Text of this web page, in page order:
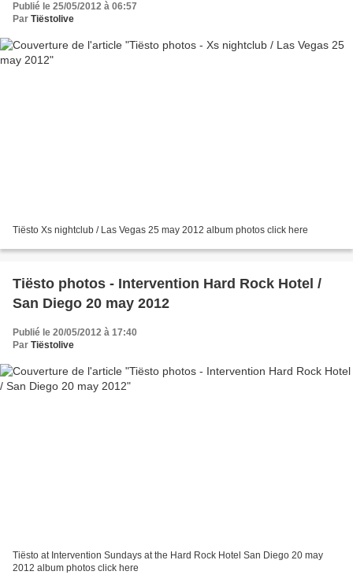
Publié le 25/05/2012 à 06:57
Par Tiëstolive
Tiësto Xs nightclub / Las Vegas 25 may 2012 album photos click here
Tiësto photos - Intervention Hard Rock Hotel /
San Diego 20 may 2012
Publié le 20/05/2012 à 17:40
Par Tiëstolive
Tiësto at Intervention Sundays at the Hard Rock Hotel San Diego 20 may
2012 album photos click here